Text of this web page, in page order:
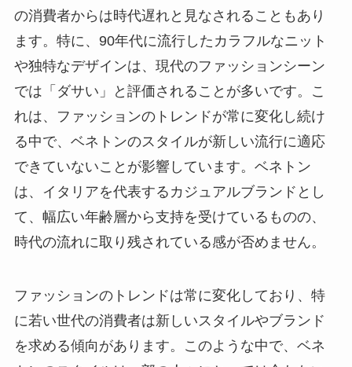
の消費者からは時代遅れと見なされることもあり
ます。特に、90年代に流行したカラフルなニット
や独特なデザインは、現代のファッションシーン
では「ダサい」と評価されることが多いです。こ
れは、ファッションのトレンドが常に変化し続け
る中で、ベネトンのスタイルが新しい流行に適応
できていないことが影響しています。ベネトン
は、イタリアを代表するカジュアルブランドとし
て、幅広い年齢層から支持を受けているものの、
時代の流れに取り残されている感が否めません。
ファッションのトレンドは常に変化しており、特
に若い世代の消費者は新しいスタイルやブランド
を求める傾向があります。このような中で、ベネ